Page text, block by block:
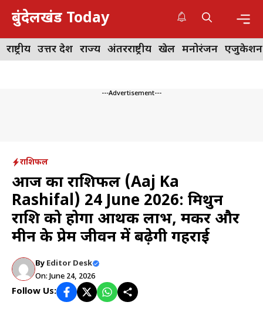
Skip
content
बुंदेलखंड Today
राष्ट्रीय उत्तर प्रदेश राज्य अंतरराष्ट्रीय खेल मनोरंजन एजुकेशन
---Advertisement---
राशिफल
आज का राशिफल (Aaj Ka
Rashifal) 24 June 2026: मिथुन
राशि को होगा आर्थिक लाभ, मकर और
मीन के प्रेम जीवन में बढ़ेगी गहराई
By Editor Desk
On: June 24, 2026
Follow Us: